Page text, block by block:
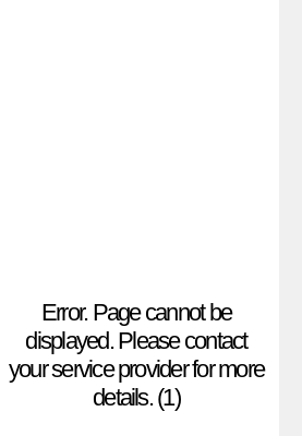
Error. Page cannot be
displayed. Please contact
your service provider for more
details. (1)